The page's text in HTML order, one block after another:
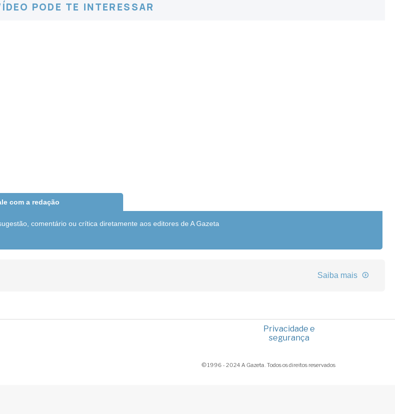
PODE TE INTERESSAR
com a redação
comentário ou crítica diretamente aos editores de A Gazeta
Saiba mais
Privacidade e
segurança
© 1996 - 2024 A Gazeta. Todos os direitos reservados